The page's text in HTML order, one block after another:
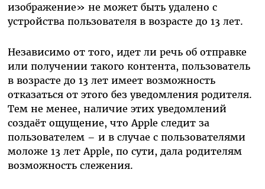
изображение» не может быть удалено с
устройства пользователя в возрасте до 13 лет.
Независимо от того, идет ли речь об отправке
или получении такого контента, пользователь
в возрасте до 13 лет имеет возможность
отказаться от этого без уведомления родителя.
Тем не менее, наличие этих уведомлений
создаёт ощущение, что Apple следит за
пользователем – и в случае с пользователями
моложе 13 лет Apple, по сути, дала родителям
возможность слежения.